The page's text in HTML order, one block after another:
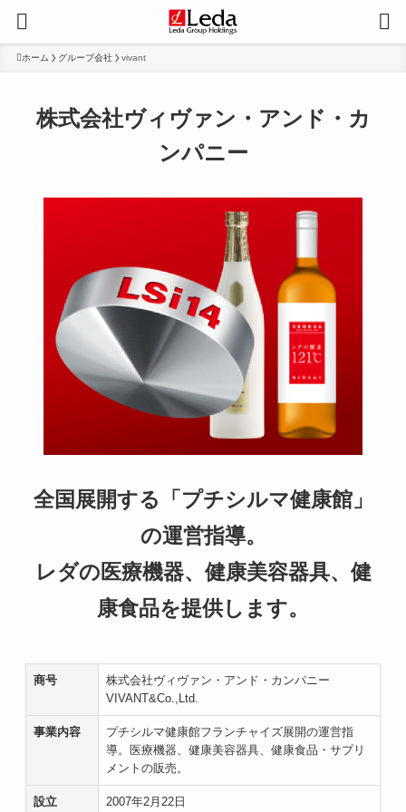
ホーム グループ会社 vivant
株式会社ヴィヴァン・アンド・カ
ンパニー
全国展開する「プチシルマ健康館」
の運営指導。
レダの医療機器、健康美容器具、健
康食品を提供します。
商号
株式会社ヴィヴァン・アンド・カンパニー
VIVANT&Co.,Ltd.
事業内容
プチシルマ健康館フランチャイズ展開の運営指
導。医療機器、健康美容器具、健康食品・サプリ
メントの販売。
設立 2007年2月22日